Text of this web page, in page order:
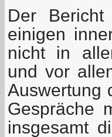
Der
einigen
nicht in
und vor
Auswertung
Gespräche
insgesamt